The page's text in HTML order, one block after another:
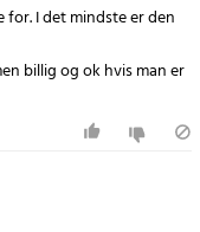
for. I det mindste er den
billig og ok hvis man er